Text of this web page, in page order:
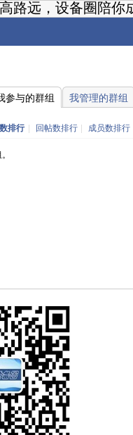
路远，设备圈陪你
参与的群组 我管理的群组
排行 回帖数排行 成员数排行